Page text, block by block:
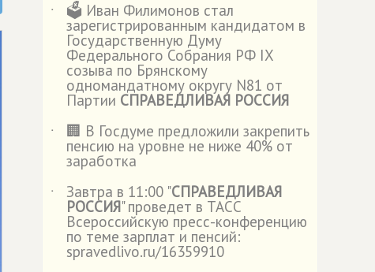
˙ 🗳️ Иван Филимонов стал
зарегистрированным кандидатом в
Государственную Думу
Федерального Собрания РФ IX
созыва по Брянскому
одномандатному округу N81 от
Партии СПРАВЕДЛИВАЯ РОССИЯ
˙
🏢 В Госдуме предложили закрепить
пенсию на уровне не ниже 40% от
заработка
˙
Завтра в 11:00 "СПРАВЕДЛИВАЯ
РОССИЯ" проведет в ТАСС
Всероссийскую пресс-конференцию
по теме зарплат и пенсий:
spravedlivo.ru/16359910